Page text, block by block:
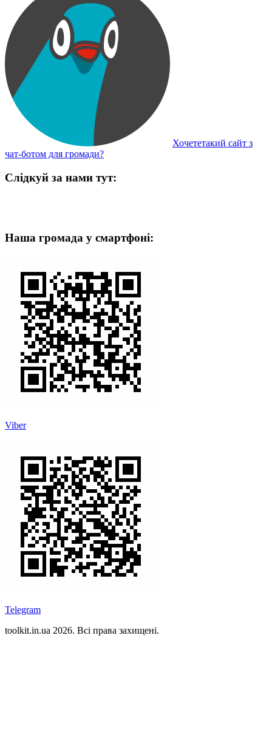
Хочететакий сайт з
чат-ботом для громади?
Слідкуй за нами тут:
Наша громада у смартфоні:
Viber
Telegram
toolkit.in.ua 2026. Всі права захищені.